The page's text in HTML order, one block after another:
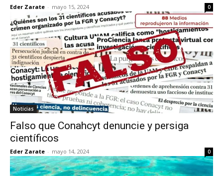
Eder Zarate - mayo 15, 2024 0
Noticias
Falso que Conahcyt denuncie y persiga
científicos
Eder Zarate - mayo 14, 2024 0